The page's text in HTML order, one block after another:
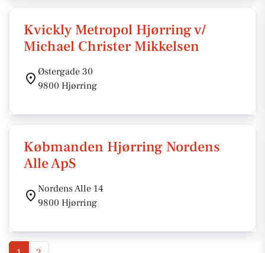
Kvickly Metropol Hjørring v/
Michael Christer Mikkelsen
Østergade 30
9800 Hjørring
Købmanden Hjørring Nordens
Alle ApS
Nordens Alle 14
9800 Hjørring